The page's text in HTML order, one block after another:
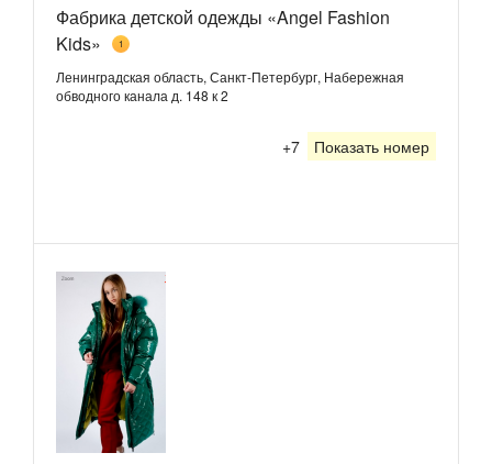
Фабрика детской одежды «Angel Fashion
Kids»
1
Ленинградская область, Санкт-Петербург, Набережная
обводного канала д. 148 к 2
+7 Показать номер